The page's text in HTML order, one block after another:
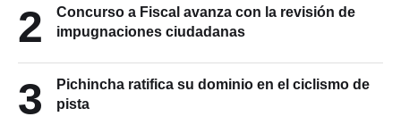
2
Concurso a Fiscal avanza con la revisión de
impugnaciones ciudadanas
3
Pichincha ratifica su dominio en el ciclismo de
pista